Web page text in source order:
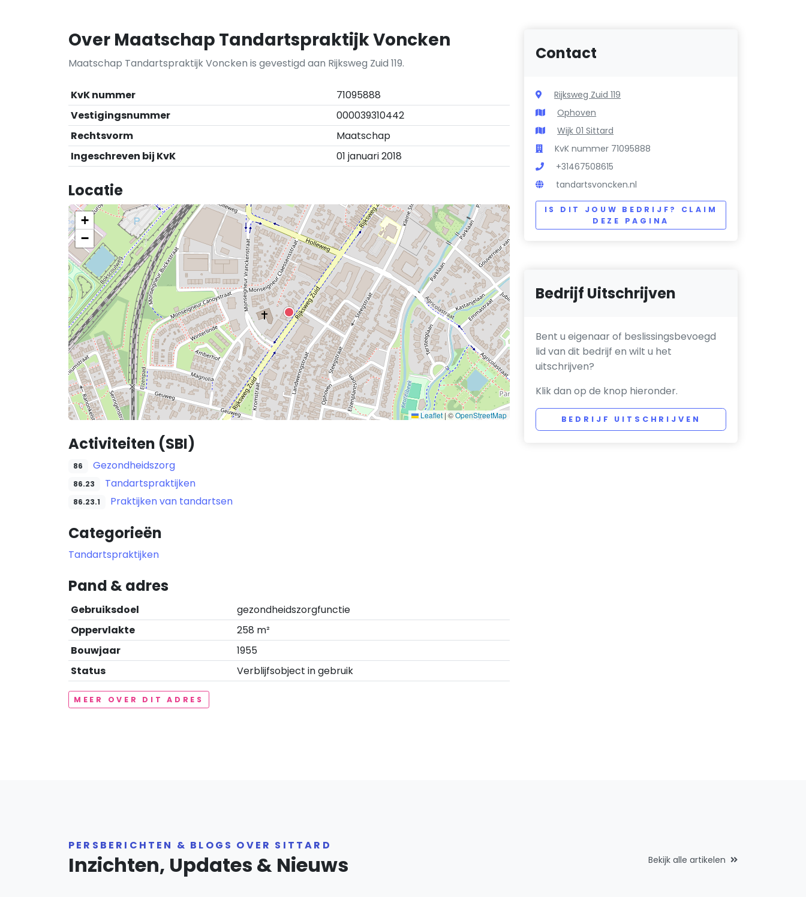
Over Maatschap Tandartspraktijk Voncken
Maatschap Tandartspraktijk Voncken is gevestigd aan Rijksweg Zuid 119.
KvK nummer
71095888
Vestigingsnummer
000039310442
Rechtsvorm
Maatschap
Ingeschreven bij KvK
01 januari 2018
Locatie
+
−
Leaflet | ©OpenStreetMap
Activiteiten (SBI)
86 Gezondheidszorg
86.23 Tandartspraktijken
86.23.1 Praktijken van tandartsen
Categorieën
Tandartspraktijken
Pand & adres
Gebruiksdoel
gezondheidszorgfunctie
Oppervlakte
258 m²
Bouwjaar
1955
Status
Verblijfsobject in gebruik
MEER OVER DIT ADRES
Contact
Rijksweg Zuid 119
Ophoven
Wijk 01 Sittard
KvK nummer 71095888
+31467508615
tandartsvoncken.nl
IS DIT JOUW BEDRIJF? CLAIM
DEZE PAGINA
Bedrijf Uitschrijven
Bent u eigenaar of beslissingsbevoegd
lid van dit bedrijf en wilt u het
uitschrijven?
Klik dan op de knop hieronder.
BEDRIJF UITSCHRIJVEN
PERSBERICHTEN & BLOGS OVER SITTARD
Inzichten, Updates & Nieuws Bekijk alle artikelen